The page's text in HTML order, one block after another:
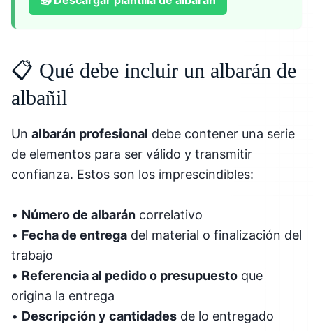
📋 Qué debe incluir un albarán de
albañil
Un albarán profesional debe contener una serie
de elementos para ser válido y transmitir
confianza. Estos son los imprescindibles:
• Número de albarán correlativo
• Fecha de entrega del material o finalización del
trabajo
• Referencia al pedido o presupuesto que
origina la entrega
• Descripción y cantidades de lo entregado